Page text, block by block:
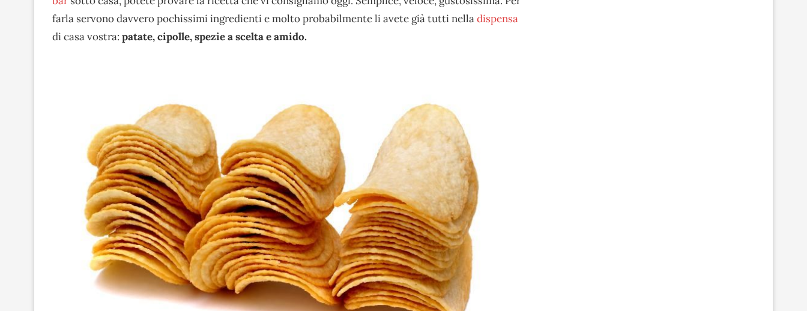
farla servono davvero pochissimi ingredienti e molto probabilmente li avete già tutti nelladispensa
di casa vostra: patate, cipolle, spezie a scelta e amido.